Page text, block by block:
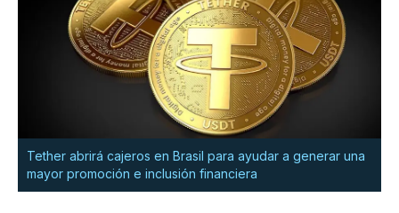
Tether abrirá cajeros en Brasil para ayudar a generar una
mayor promoción e inclusión financiera